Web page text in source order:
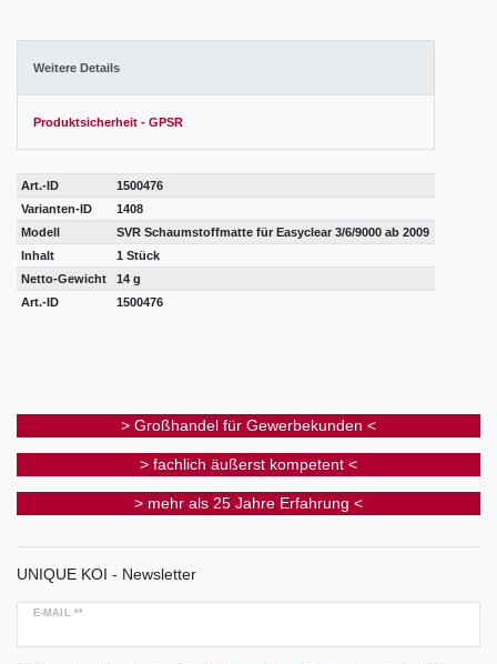
Weitere Details
Produktsicherheit - GPSR
Art.-ID
1500476
Varianten-ID
1408
Modell
SVR Schaumstoffmatte für Easyclear 3/6/9000 ab 2009
Inhalt
1 Stück
Netto-Gewicht
14 g
Art.-ID
1500476
> Großhandel für Gewerbekunden <
> fachlich äußerst kompetent <
> mehr als 25 Jahre Erfahrung <
UNIQUE KOI - Newsletter
E-MAIL **